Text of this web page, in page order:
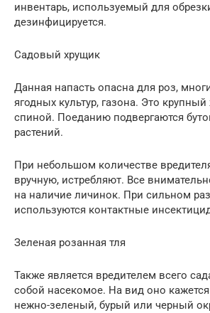
инвентарь, используемый для
дезинфицируется.
Садовый хрущик
Данная напасть опасна для роз,
ягодных культур, газона. Это
спиной. Поеданию подвергаются
растений.
При небольшом количестве
вручную, истребляют. Все
на наличие личинок. При сильном
используются контактные
Зеленая розанная тля
Также является вредителем всего
собой насекомое. На вид оно
нежно-зеленый, бурый или черный